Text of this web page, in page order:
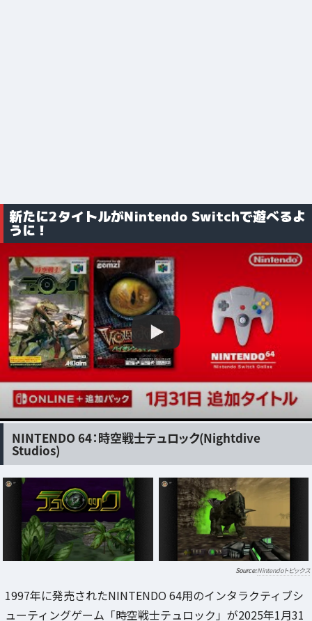
新たに2タイトルがNintendo Switchで遊べるよ
うに！
NINTENDO 64：時空戦士テュロック(Nightdive
Studios)
Nintendoトピックス
1997年に発売されたNINTENDO 64用のインタラクティブシ
ューティングゲーム「時空戦士テュロック」が2025年1月31